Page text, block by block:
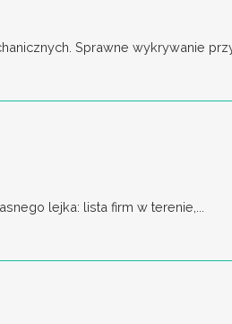
Sprawne wykrywanie
lejka: lista firm w terenie,...